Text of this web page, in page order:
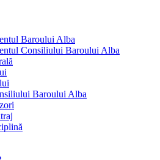
Baroului Alba
Consiliului Baroului Alba
Baroului Alba